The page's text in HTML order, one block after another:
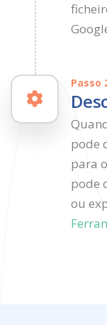
Passo
pode
para
pode
ou